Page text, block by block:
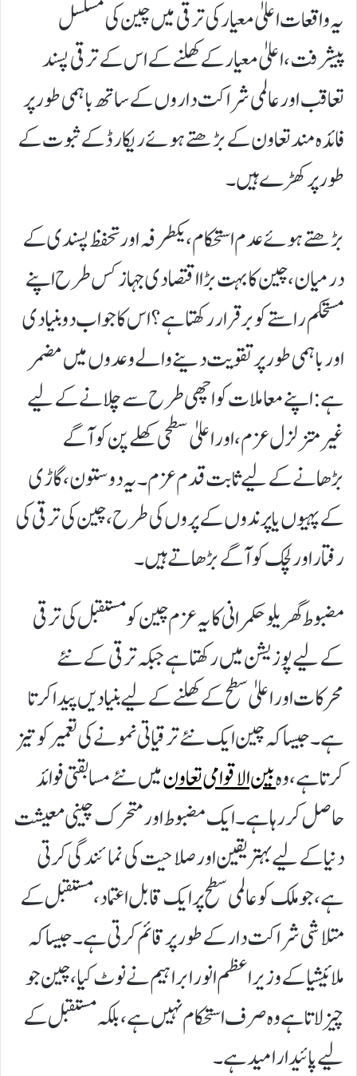
یہ واقعات اعلیٰ معیار کی ترقی میں چین کی مسلسل
پیشرفت، اعلیٰ معیار کے کھلنے کے اس کے ترقی پسند
تعاقب اور عالمی شراکت داروں کے ساتھ باہمی طور پر
فائدہ مند تعاون کے بڑھتے ہوئے ریکارڈ کے ثبوت کے
طور پر کھڑے ہیں۔
بڑھتے ہوئے عدم استحکام، یکطرفہ اور تحفظ پسندی کے
درمیان، چین کا بہت بڑا اقتصادی جہاز کس طرح اپنے
مستحکم راستے کو برقرار رکھتا ہے؟ اس کا جواب دو بنیادی
اور باہمی طور پر تقویت دینے والے وعدوں میں مضمر
ہے: اپنے معاملات کو اچھی طرح سے چلانے کے لیے
غیر متزلزل عزم، اور اعلیٰ سطحی کھلے پن کو آگے
بڑھانے کے لیے ثابت قدم عزم۔ یہ دو ستون، گاڑی
کے پہیوں یا پرندوں کے پروں کی طرح، چین کی ترقی کی
رفتار اور لچک کو آگے بڑھاتے ہیں۔
مضبوط گھریلو حکمرانی کا یہ عزم چین کو مستقبل کی ترقی
کے لیے پوزیشن میں رکھتا ہے جبکہ ترقی کے نئے
محرکات اور اعلیٰ سطح کے کھلنے کے لیے بنیادیں پیدا کرتا
ہے۔ جیسا کہ چین ایک نئے ترقیاتی نمونے کی تعمیر کو تیز
کرتا ہے، وہبین الاقوامی تعاونمیں نئے مسابقتی فوائد
حاصل کر رہا ہے۔ ایک مضبوط اور متحرک چینی معیشت
دنیا کے لیے بہتر یقین اور صلاحیت کی نمائندگی کرتی
ہے، جو ملک کو عالمی سطح پر ایک قابل اعتماد، مستقبل کے
متلاشی شراکت دار کے طور پر قائم کرتی ہے۔ جیسا کہ
ملائیشیا کے وزیر اعظم انور ابراہیم نے نوٹ کیا، چین جو
چیز لاتا ہے وہ صرف استحکام نہیں ہے، بلکہ مستقبل کے
لیے پائیدار امید ہے۔